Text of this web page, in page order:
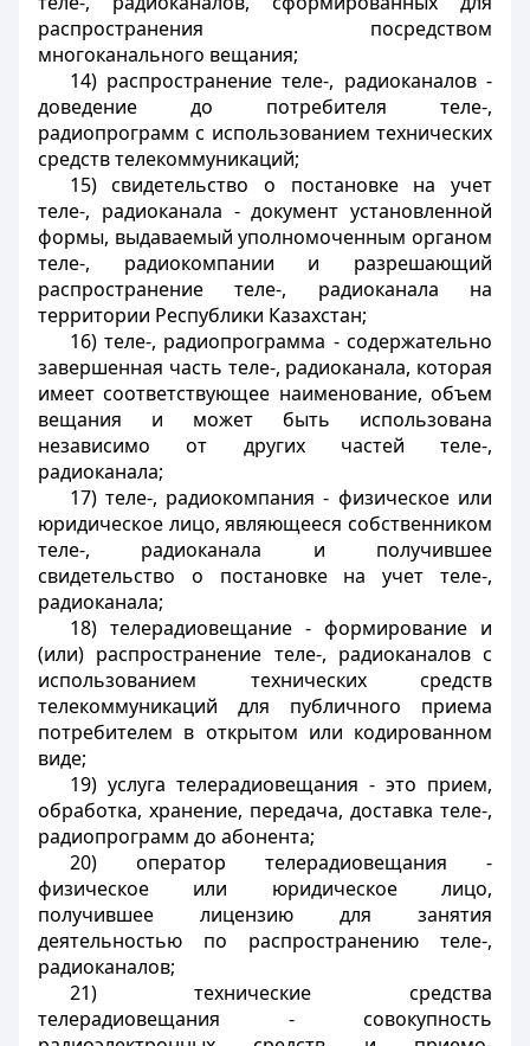
распространения посредством
многоканального вещания;
14) распространение теле-, радиоканалов -
доведение до потребителя теле-,
радиопрограмм с использованием технических
средств телекоммуникаций;
15) свидетельство о постановке на учет
теле-, радиоканала - документ установленной
формы, выдаваемый уполномоченным органом
теле-, радиокомпании и разрешающий
распространение теле-, радиоканала на
территории Республики Казахстан;
16) теле-, радиопрограмма - содержательно
завершенная часть теле-, радиоканала, которая
имеет соответствующее наименование, объем
вещания и может быть использована
независимо от других частей теле-,
радиоканала;
17) теле-, радиокомпания - физическое или
юридическое лицо, являющееся собственником
теле-, радиоканала и получившее
свидетельство о постановке на учет теле-,
радиоканала;
18) телерадиовещание - формирование и
(или) распространение теле-, радиоканалов с
использованием технических средств
телекоммуникаций для публичного приема
потребителем в открытом или кодированном
виде;
19) услуга телерадиовещания - это прием,
обработка, хранение, передача, доставка теле-,
радиопрограмм до абонента;
20) оператор телерадиовещания -
физическое или юридическое лицо,
получившее лицензию для занятия
деятельностью по распространению теле-,
радиоканалов;
21) технические средства
телерадиовещания - совокупность